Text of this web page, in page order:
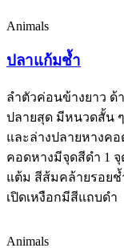
Animals
ปลาแก้มช้ำ
ลำตัวค่อนข้างยาว ด้
ปลายสุด มีหนวดสั้น
และล่างปลายหางค
คอดหางมีจุดสีดำ 1
แต้ม สีส้มคล้ายรอยช้
เปิดเหงือกมีสีแถบดำ
Animals